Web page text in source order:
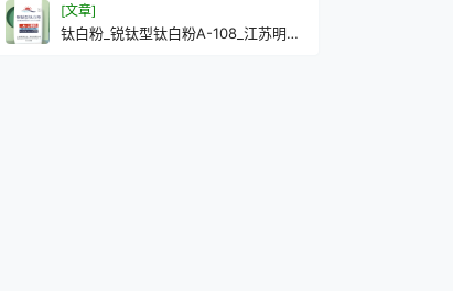
[文章]
钛白粉_锐钛型钛白粉A-108_江苏明圣